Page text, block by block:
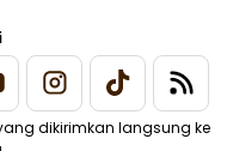
dikirimkan langsung ke